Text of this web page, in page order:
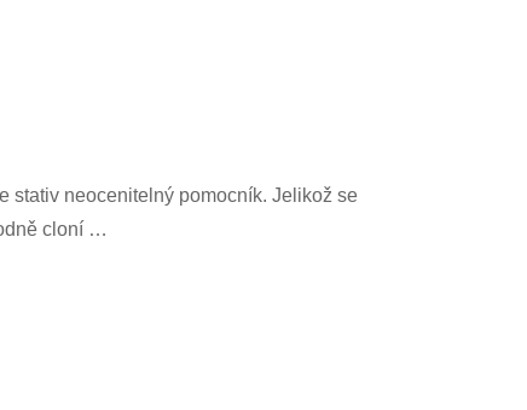
stativ neocenitelný pomocník. Jelikož se
cloní …